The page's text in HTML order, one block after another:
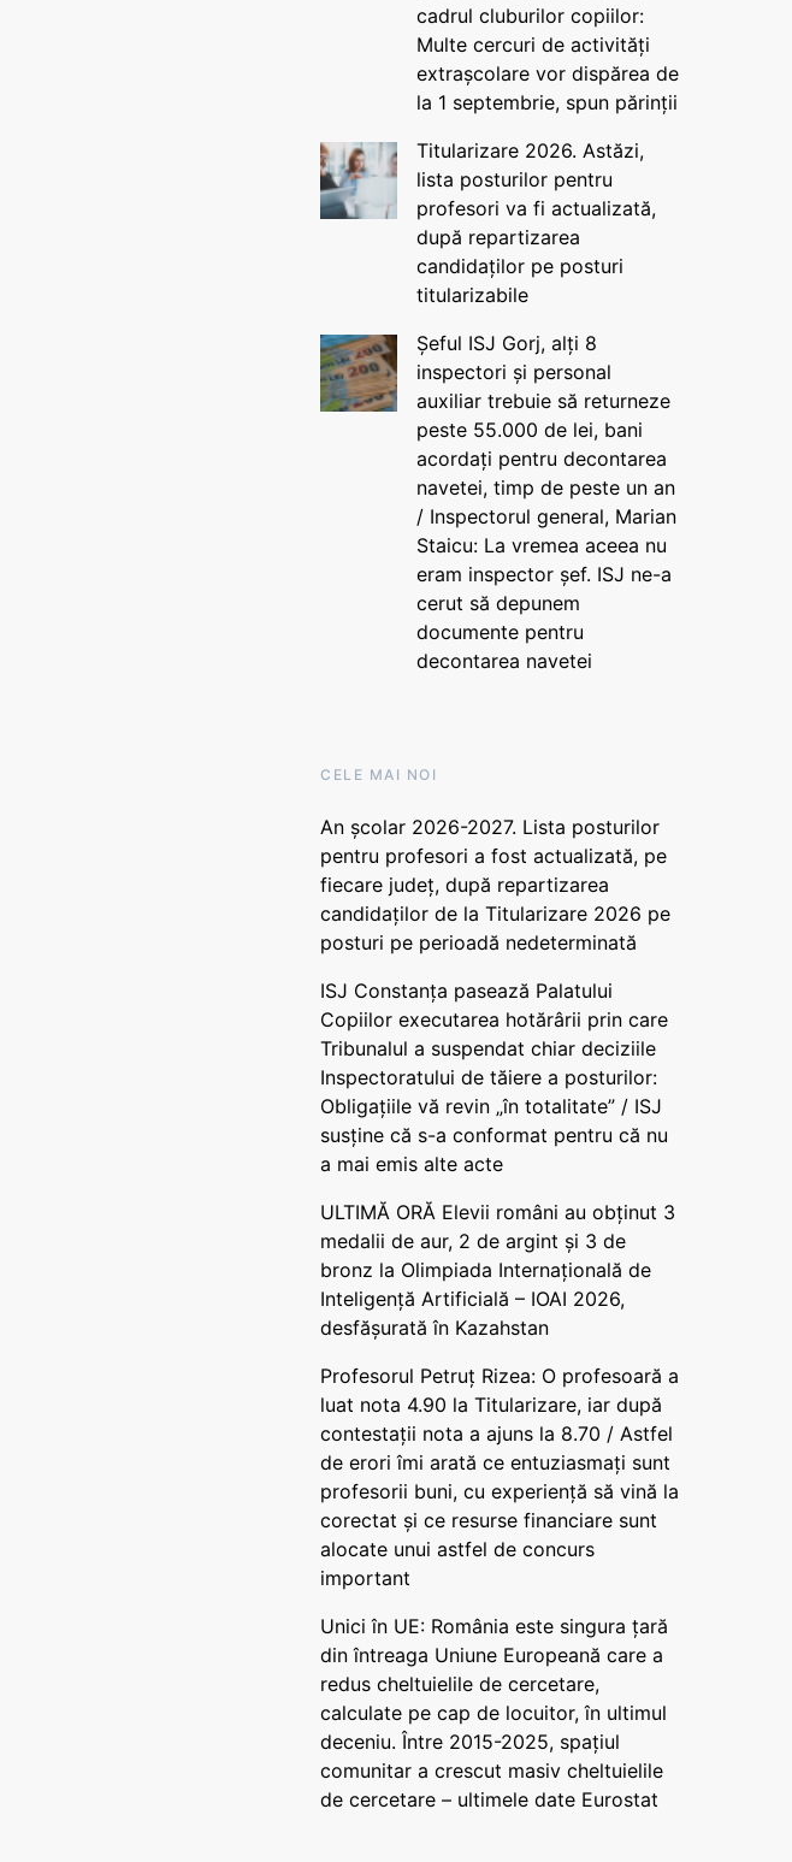
cadrul cluburilor copiilor:
Multe cercuri de activități
extrașcolare vor dispărea de
la 1 septembrie, spun părinții
Titularizare 2026. Astăzi,
lista posturilor pentru
profesori va fi actualizată,
după repartizarea
candidaților pe posturi
titularizabile
Șeful ISJ Gorj, alți 8
inspectori și personal
auxiliar trebuie să returneze
peste 55.000 de lei, bani
acordați pentru decontarea
navetei, timp de peste un an
/ Inspectorul general, Marian
Staicu: La vremea aceea nu
eram inspector șef. ISJ ne-a
cerut să depunem
documente pentru
decontarea navetei
CELE MAI NOI
An școlar 2026-2027. Lista posturilor
pentru profesori a fost actualizată, pe
fiecare județ, după repartizarea
candidaților de la Titularizare 2026 pe
posturi pe perioadă nedeterminată
ISJ Constanța pasează Palatului
Copiilor executarea hotărârii prin care
Tribunalul a suspendat chiar deciziile
Inspectoratului de tăiere a posturilor:
Obligațiile vă revin „în totalitate” / ISJ
susține că s-a conformat pentru că nu
a mai emis alte acte
ULTIMĂ ORĂ Elevii români au obținut 3
medalii de aur, 2 de argint și 3 de
bronz la Olimpiada Internațională de
Inteligență Artificială – IOAI 2026,
desfășurată în Kazahstan
Profesorul Petruț Rizea: O profesoară a
luat nota 4.90 la Titularizare, iar după
contestații nota a ajuns la 8.70 / Astfel
de erori îmi arată ce entuziasmați sunt
profesorii buni, cu experiență să vină la
corectat și ce resurse financiare sunt
alocate unui astfel de concurs
important
Unici în UE: România este singura țară
din întreaga Uniune Europeană care a
redus cheltuielile de cercetare,
calculate pe cap de locuitor, în ultimul
deceniu. Între 2015-2025, spațiul
comunitar a crescut masiv cheltuielile
de cercetare – ultimele date Eurostat